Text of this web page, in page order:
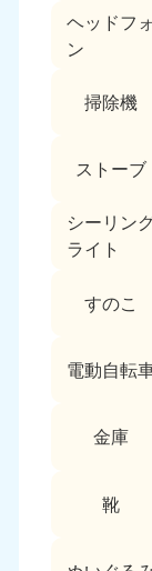
ヘッドフォ
ン
掃除機
ストーブ
シーリン
ライト
すのこ
電動自転
金庫
靴
福島県
050-
東京都
050-
9:00〜19:00
050-
9:00〜
栃木
050-
050-
9:00〜